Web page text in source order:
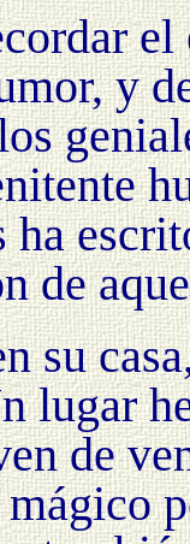
y
ha
de
su
lugar
de